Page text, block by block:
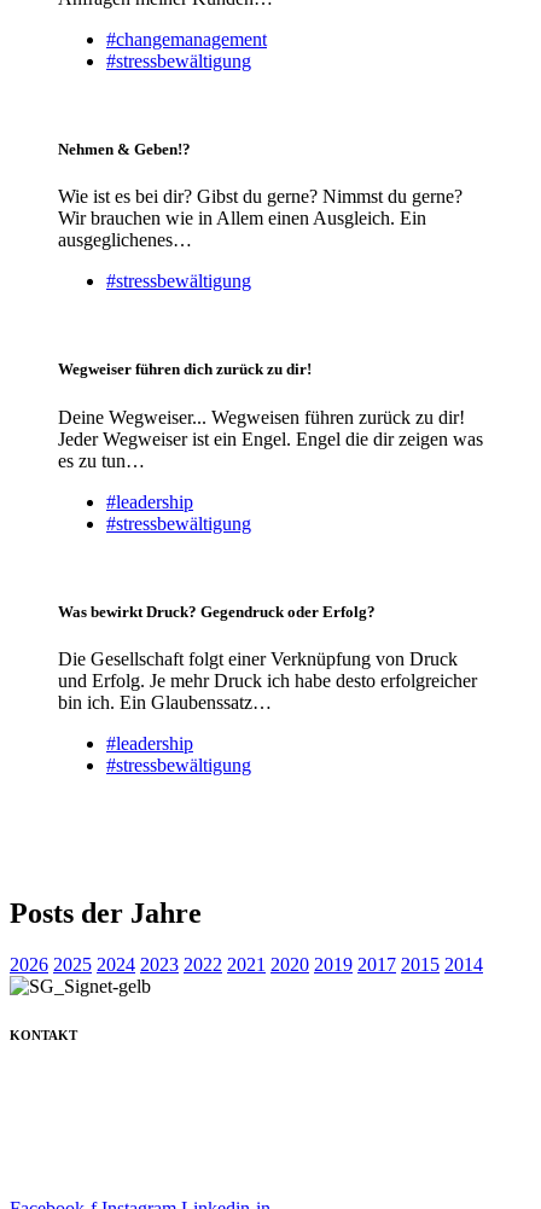
#changemanagement
#stressbewältigung
Nehmen & Geben!?
Wie ist es bei dir? Gibst du gerne? Nimmst du gerne?
Wir brauchen wie in Allem einen Ausgleich. Ein
ausgeglichenes…
#stressbewältigung
Wegweiser führen dich zurück zu dir!
Deine Wegweiser... Wegweisen führen zurück zu dir!
Jeder Wegweiser ist ein Engel. Engel die dir zeigen was
es zu tun…
#leadership
#stressbewältigung
Was bewirkt Druck? Gegendruck oder Erfolg?
Die Gesellschaft folgt einer Verknüpfung von Druck
und Erfolg. Je mehr Druck ich habe desto erfolgreicher
bin ich. Ein Glaubenssatz…
#leadership
#stressbewältigung
Posts der Jahre
2026 2025 2024 2023 2022 2021 2020 2019 2017 2015 2014
KONTAKT